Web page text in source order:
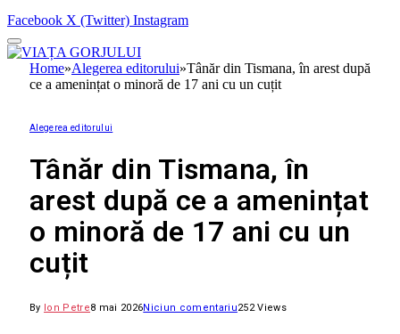
Facebook X (Twitter) Instagram
Home»Alegerea editorului»Tânăr din Tismana, în arest după
ce a amenințat o minoră de 17 ani cu un cuțit
Alegerea editorului
Tânăr din Tismana, în
arest după ce a amenințat
o minoră de 17 ani cu un
cuțit
By Ion Petre8 mai 2026Niciun comentariu252Views